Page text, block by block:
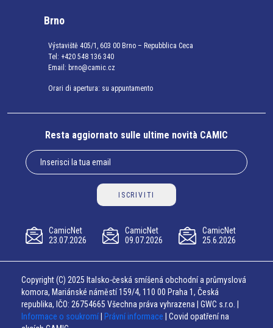
Brno
Výstaviště 405/1, 603 00 Brno – Repubblica Ceca
Tel: +420 548 136 340
Email: brno@camic.cz
Orari di apertura: su appuntamento
Resta aggiornato sulle ultime novità CAMIC
ISCRIVITI
CamicNet
23.07.2026
CamicNet
09.07.2026
CamicNet
25.6.2026
Copyright (C) 2025 Italsko-česká smíšená obchodní a průmyslová
komora, Mariánské náměstí 159/4, 110 00 Praha 1, Česká
republika, IČO: 26754665 Všechna práva vyhrazena | GWC s.r.o. |
Informace o soukromí
Právní informace | Covid opatření na